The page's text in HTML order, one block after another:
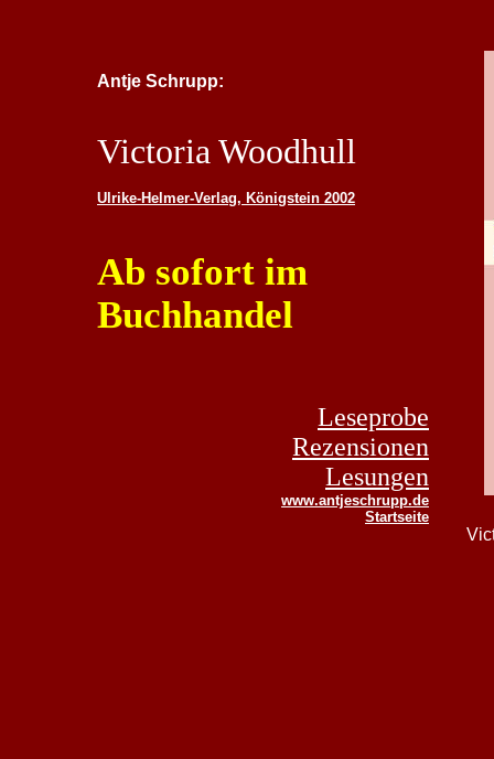
Antje Schrupp:
Victoria Woodhull
Ulrike-Helmer-Verlag, Königstein 2002
Ab sofort im
Buchhandel
Leseprobe
Rezensionen
Lesungen
www.antjeschrupp.de
Startseite